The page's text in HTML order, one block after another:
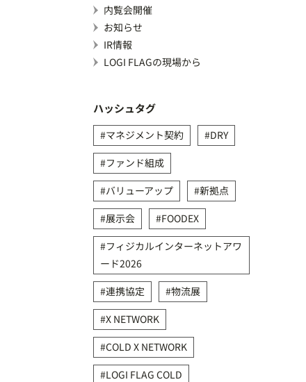
内覧会開催
お知らせ
IR情報
LOGI FLAGの現場から
ハッシュタグ
マネジメント契約
DRY
ファンド組成
バリューアップ
新拠点
展示会
FOODEX
フィジカルインターネットアワ
ード2026
連携協定
物流展
X NETWORK
COLD X NETWORK
LOGI FLAG COLD